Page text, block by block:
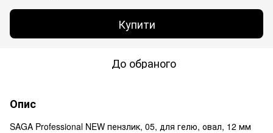
Купити
До обраного
Опис
SAGA Professional NEW пензлик, 05, для гелю, овал, 12 мм